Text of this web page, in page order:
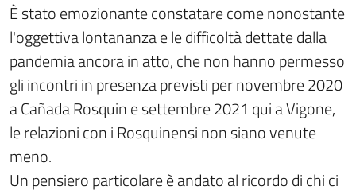
È stato emozionante constatare come nonostante
l'oggettiva lontananza e le difficoltà dettate dalla
pandemia ancora in atto, che non hanno permesso
gli incontri in presenza previsti per novembre 2020
a Cañada Rosquin e settembre 2021 qui a Vigone,
le relazioni con i Rosquinensi non siano venute
meno.
Un pensiero particolare è andato al ricordo di chi ci